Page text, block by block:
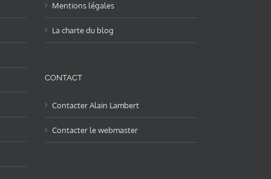
Mentions légales
La charte du blog
CONTACT
Contacter Alain Lambert
Contacter le webmaster